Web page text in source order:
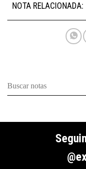
NOTA RELACIONADA: